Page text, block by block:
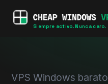
Siempre activo. Nunca caro.
VPS Windows barato